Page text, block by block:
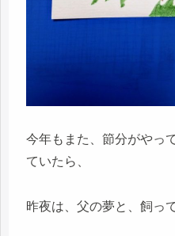
今年もまた、節分がやっ
ていたら、
昨夜は、父の夢と、飼っ